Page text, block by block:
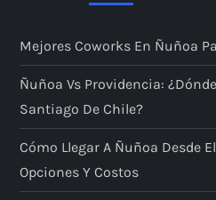
Mejores Coworks En Ñuñoa
Ñuñoa Vs Providencia:
Santiago De Chile?
Cómo Llegar A Ñuñoa Desde
Opciones Y Costos